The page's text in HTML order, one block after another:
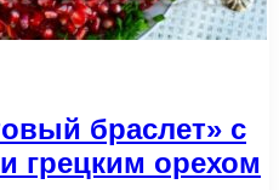
браслет» с
грецким орехом